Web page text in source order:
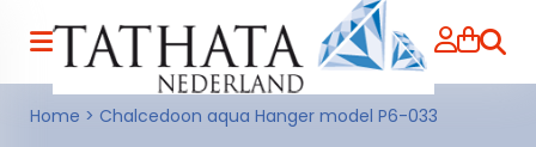
Home > Chalcedoon aqua Hanger model P6-033